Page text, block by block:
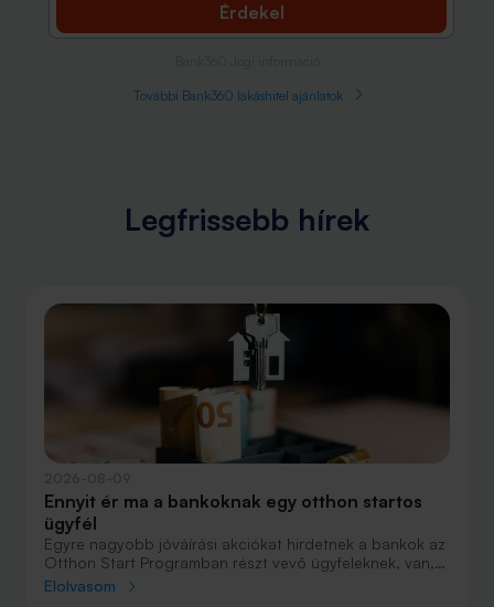
Érdekel
További Bank360 lakáshitel ajánlatok
Legfrissebb hírek
Ennyit ér ma a bankoknak egy otthon startos
ügyfél
Egyre nagyobb jóváírási akciókat hirdetnek a bankok az
Otthon Start Programban részt vevő ügyfeleknek, van,
ahol összesen akár félmillió forint jóváírást is össze lehet
Elolvasom